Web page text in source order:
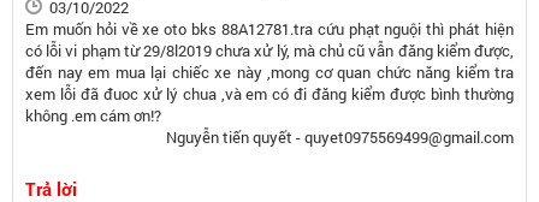
03/10/2022
Em muốn hỏi về xe oto bks 88A12781.tra cứu phạt nguội thì phát hiện
có lỗi vi phạm từ 29/8l2019 chưa xử lý, mà chủ cũ vẫn đăng kiểm được,
đến nay em mua lại chiếc xe này ,mong cơ quan chức năng kiểm tra
xem lỗi đã đuoc xử lý chua ,và em có đi đăng kiểm được bình thường
không .em cám ơn!?
Nguyễn tiến quyết - quyet0975569499@gmail.com
Trả lời